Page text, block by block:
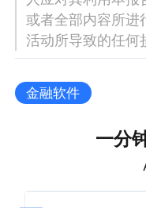
或者全部内容所进
活动所导致的任何
金融软件
一分